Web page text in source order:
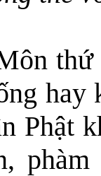
Phật